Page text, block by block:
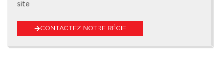
site
CONTACTEZ NOTRE RÉGIE